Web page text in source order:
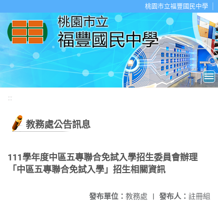
桃園市立福豐國民中學
:::
教務處公告訊息
111學年度中區五專聯合免試入學招生委員會辦理
「中區五專聯合免試入學」招生相關資訊
發布人： 註冊組
發布單位： 教務處 |